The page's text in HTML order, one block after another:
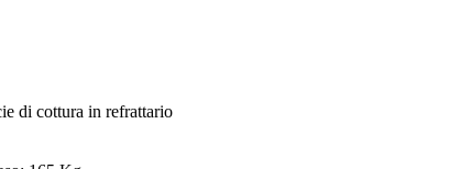
di cottura in refrattario